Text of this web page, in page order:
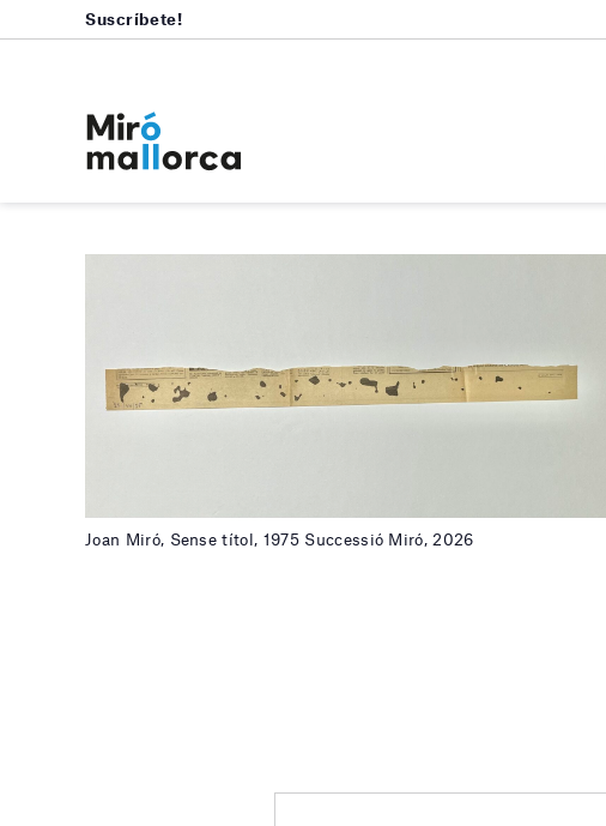
Suscríbete!
Joan Miró, Sense títol, 1975 Successió Miró, 2026